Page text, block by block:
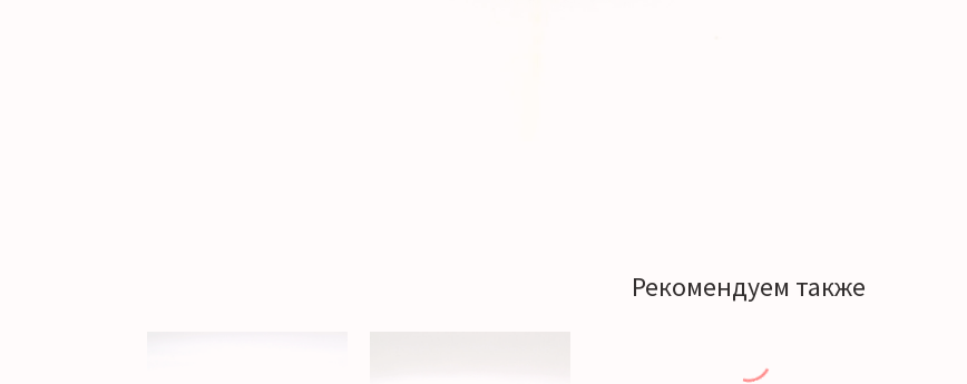
Рекомендуем также